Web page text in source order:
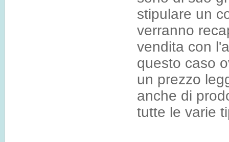
stipulare un
verranno
vendita con
questo caso
un prezzo
anche di
tutte le varie